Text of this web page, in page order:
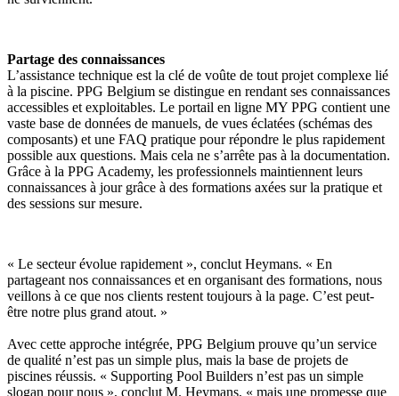
Partage des connaissances
L’assistance technique est la clé de voûte de tout projet complexe lié
à la piscine. PPG Belgium se distingue en rendant ses connaissances
accessibles et exploitables. Le portail en ligne MY PPG contient une
vaste base de données de manuels, de vues éclatées (schémas des
composants) et une FAQ pratique pour répondre le plus rapidement
possible aux questions. Mais cela ne s’arrête pas à la documentation.
Grâce à la PPG Academy, les professionnels maintiennent leurs
connaissances à jour grâce à des formations axées sur la pratique et
des sessions sur mesure.
« Le secteur évolue rapidement », conclut Heymans. « En
partageant nos connaissances et en organisant des formations, nous
veillons à ce que nos clients restent toujours à la page. C’est peut-
être notre plus grand atout. »
Avec cette approche intégrée, PPG Belgium prouve qu’un service
de qualité n’est pas un simple plus, mais la base de projets de
piscines réussis. « Supporting Pool Builders n’est pas un simple
slogan pour nous », conclut M. Heymans, « mais une promesse que